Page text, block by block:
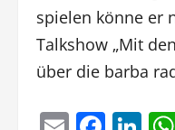
spielen könne er
Talkshow „Mit
über die barba